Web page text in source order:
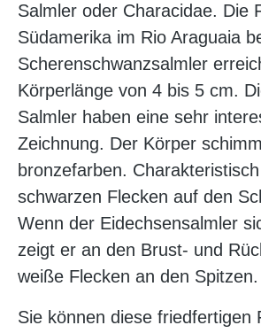
Salmler oder Characidae. Die
Südamerika im Rio Araguaia
Scherenschwanzsalmler
Körperlänge von 4 bis 5 cm.
Salmler haben eine sehr
Zeichnung. Der Körper
bronzefarben.
schwarzen Flecken auf den
Wenn der Eidechsensalmler
zeigt er an den Brust- und
weiße Flecken an den Spitzen.
Sie können diese friedfertigen